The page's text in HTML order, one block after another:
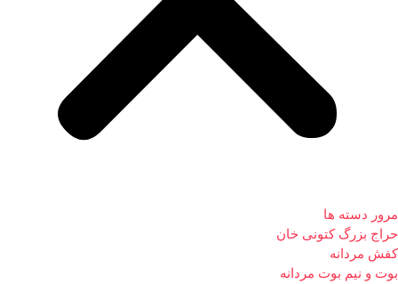
مرور دسته ها
حراج بزرگ کتونی خان
کفش مردانه
بوت و نیم بوت مردانه